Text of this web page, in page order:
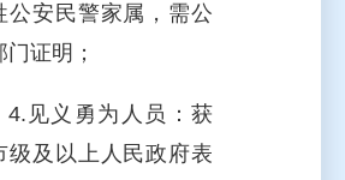
公安民警家属，需公
门证明；
4.见义勇为人员：获
级及以上人民政府表